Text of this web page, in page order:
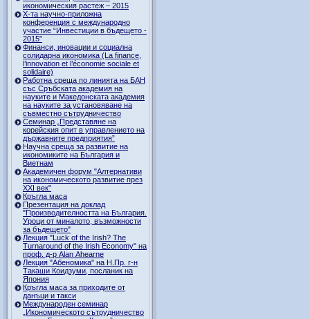
икономическия растеж – 2015
Х-та научно-приложна
конференция с международно
участие “Инвестиции в бъдещето -
2015”
Финанси, иновации и социална
солидарна икономика (La finance,
l’innovation et l’économie sociale et
solidaire)
Работна среща по линията на БАН
със Сръбската академия на
науките и Македонската академия
на науките за установяване на
съвместно сътрудничество
Семинар „Представяне на
корейския опит в управлението на
държавните предприятия”
Научна среща за развитие на
икономиките на България и
Виетнам
Академичен форум "Алтернативи
на икономическото развитие през
XXI век"
Кръгла маса
Презентация на доклад
"Производителността на България.
Уроци от миналото, възможности
за бъдещето"
Лекция "Luck of the Irish? The
Turnaround of the Irish Economy" на
проф. д-р Alan Ahearne
Лекция "Абеномика" на Н.Пр. г-н
Такаши Коидзуми, посланик на
Япония
Кръгла маса за приходите от
данъци и такси
Международен семинар
„Икономическото сътрудничество